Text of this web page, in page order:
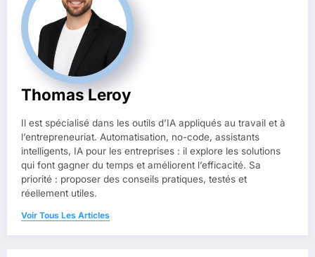
Thomas Leroy
Il est spécialisé dans les outils d’IA appliqués au travail et à
l’entrepreneuriat. Automatisation, no-code, assistants
intelligents, IA pour les entreprises : il explore les solutions
qui font gagner du temps et améliorent l’efficacité. Sa
priorité : proposer des conseils pratiques, testés et
réellement utiles.
Voir Tous Les Articles